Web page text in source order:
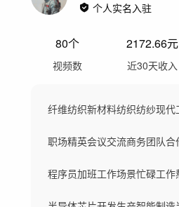
个人实名入驻
80个
视频数
2172.66元
近30天收入